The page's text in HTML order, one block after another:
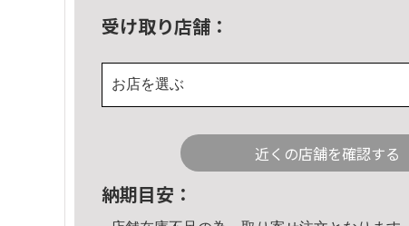
受け取り店舗：
お店を選ぶ
近くの店舗を確認する
納期目安：